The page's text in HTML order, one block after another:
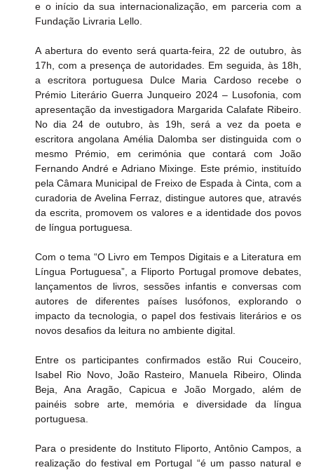
e o início da sua internacionalização, em parceria com a
Fundação Livraria Lello.
A abertura do evento será quarta-feira, 22 de outubro, às
17h, com a presença de autoridades. Em seguida, às 18h,
a escritora portuguesa Dulce Maria Cardoso recebe o
Prémio Literário Guerra Junqueiro 2024 – Lusofonia, com
apresentação da investigadora Margarida Calafate Ribeiro.
No dia 24 de outubro, às 19h, será a vez da poeta e
escritora angolana Amélia Dalomba ser distinguida com o
mesmo Prémio, em cerimónia que contará com João
Fernando André e Adriano Mixinge. Este prémio, instituído
pela Câmara Municipal de Freixo de Espada à Cinta, com a
curadoria de Avelina Ferraz, distingue autores que, através
da escrita, promovem os valores e a identidade dos povos
de língua portuguesa.
Com o tema “O Livro em Tempos Digitais e a Literatura em
Língua Portuguesa”, a Fliporto Portugal promove debates,
lançamentos de livros, sessões infantis e conversas com
autores de diferentes países lusófonos, explorando o
impacto da tecnologia, o papel dos festivais literários e os
novos desafios da leitura no ambiente digital.
Entre os participantes confirmados estão Rui Couceiro,
Isabel Rio Novo, João Rasteiro, Manuela Ribeiro, Olinda
Beja, Ana Aragão, Capicua e João Morgado, além de
painéis sobre arte, memória e diversidade da língua
portuguesa.
Para o presidente do Instituto Fliporto, Antônio Campos, a
realização do festival em Portugal “é um passo natural e